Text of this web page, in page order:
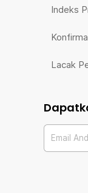
Indeks
Lacak
Email